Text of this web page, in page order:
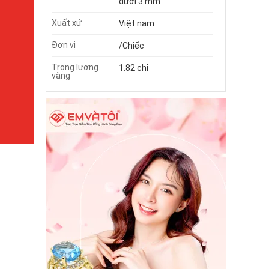
Xuất xứ Việt nam
Đơn vị /Chiếc
Trọng lượng
vàng
1.82 chỉ